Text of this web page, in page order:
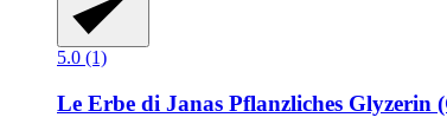
5.0 (1)
Le Erbe di Janas Pflanzliches Glyzerin